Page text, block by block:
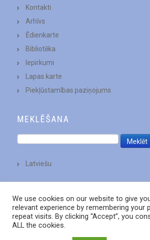
Kontakti
Arhīvs
Ēdienkarte
Bibliotēka
Iepirkumi
Lapas karte
Piekļūstamības paziņojums
MEKLĒŠANA
Latviešu
We use cookies on our website to give
relevant experience by remembering your
repeat visits. By clicking “Accept”, you
ALL the cookies.